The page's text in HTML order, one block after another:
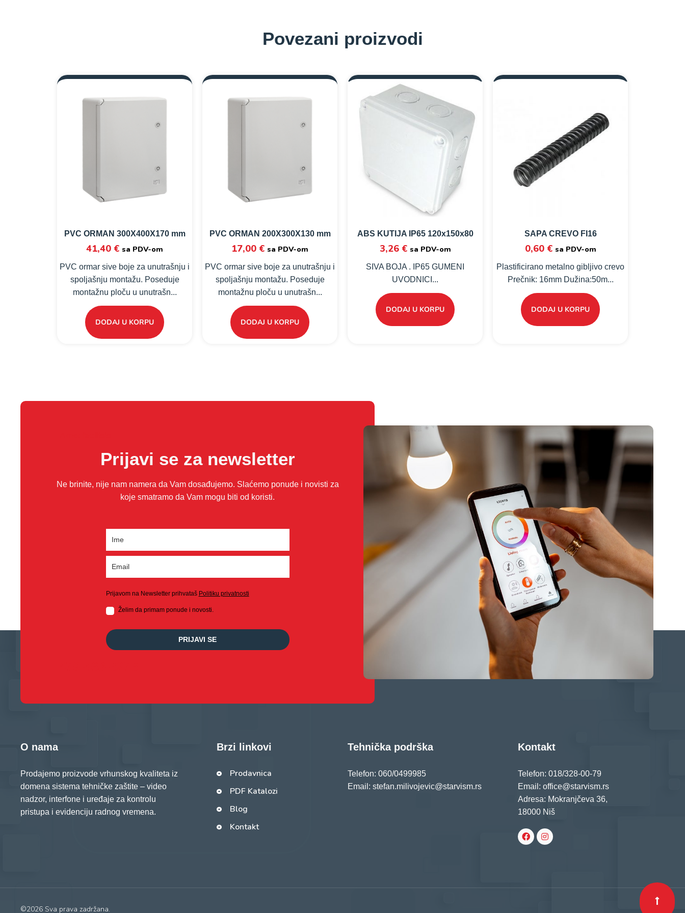
Povezani proizvodi
PVC ORMAN 300X400X170 mm
41,40 € sa PDV-om
PVC ormar sive boje za unutrašnju i
spoljašnju montažu. Poseduje
montažnu ploču u unutrašn...
DODAJ U KORPU
PVC ORMAN 200X300X130 mm
17,00 € sa PDV-om
PVC ormar sive boje za unutrašnju i
spoljašnju montažu. Poseduje
montažnu ploču u unutrašn...
DODAJ U KORPU
ABS KUTIJA IP65 120x150x80
3,26 € sa PDV-om
SIVA BOJA . IP65 GUMENI
UVODNICI...
DODAJ U KORPU
SAPA CREVO FI16
0,60 € sa PDV-om
Plastificirano metalno gibljivo crevo
Prečnik: 16mm Dužina:50m...
DODAJ U KORPU
Prijavi se za newsletter
Ne brinite, nije nam namera da Vam dosađujemo. Slaćemo ponude i novisti za
koje smatramo da Vam mogu biti od koristi.
Prijavom na Newsletter prihvataš Politiku privatnosti
Želim da primam ponude i novosti.
PRIJAVI SE
O nama
Prodajemo proizvode vrhunskog kvaliteta iz
domena sistema tehničke zaštite – video
nadzor, interfone i uređaje za kontrolu
pristupa i evidenciju radnog vremena.
Brzi linkovi
Prodavnica
PDF Katalozi
Blog
Kontakt
Tehnička podrška
Telefon: 060/0499985
Email: stefan.milivojevic@starvism.rs
Kontakt
Telefon: 018/328-00-79
Email: office@starvism.rs
Adresa: Mokranjčeva 36,
18000 Niš
©2026 Sva prava zadržana.